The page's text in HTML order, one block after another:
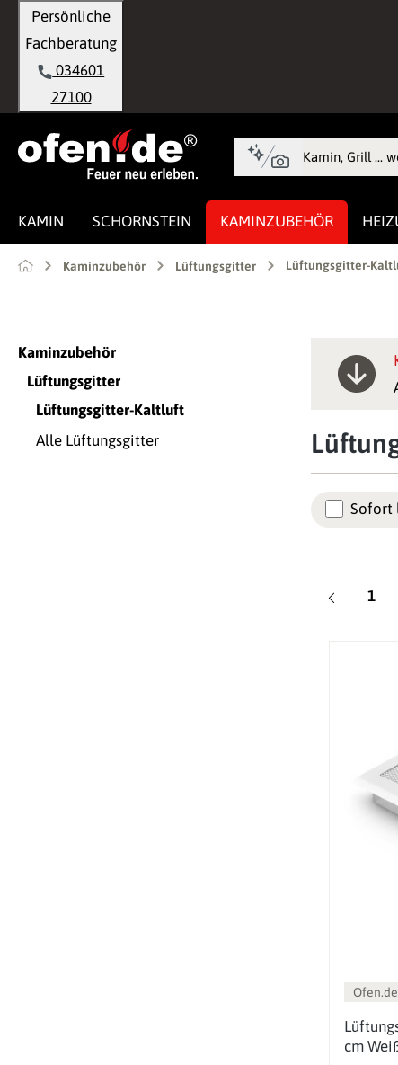
Zur Hauptnavigation springen
Persönliche
Fachberatung
034601
27100
KAMIN SCHORNSTEIN KAMINZUBEHÖR
Kaminzubehör Lüftungsgitter Lüftungsgitter-
Kaminzubehör
Lüftungsgitter
Lüftungsgitter-Kaltluft
Alle Lüftungsgitter
Sofort
Seite
1
Ofen.de
cm